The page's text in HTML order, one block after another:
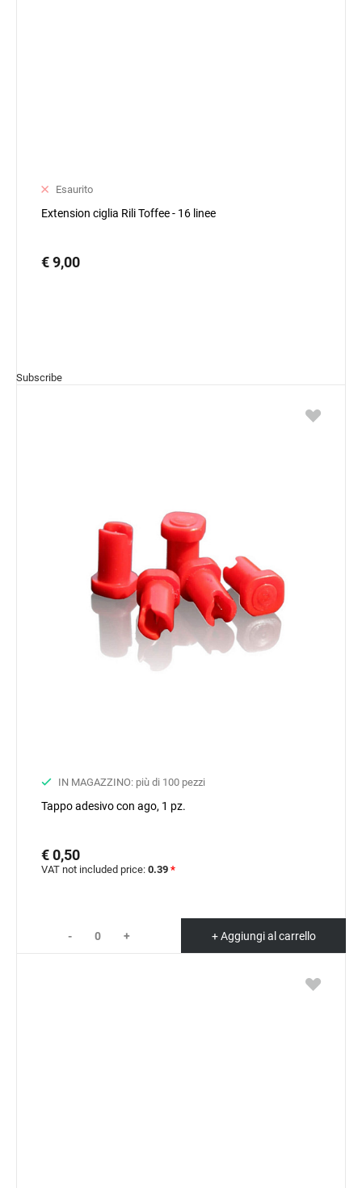
Esaurito
Extension ciglia Rili Toffee - 16 linee
€ 9,00
Subscribe
IN MAGAZZINO: più di 100 pezzi
Tappo adesivo con ago, 1 pz.
€ 0,50
VAT not included price: 0.39 *
- + + Aggiungi al carrello